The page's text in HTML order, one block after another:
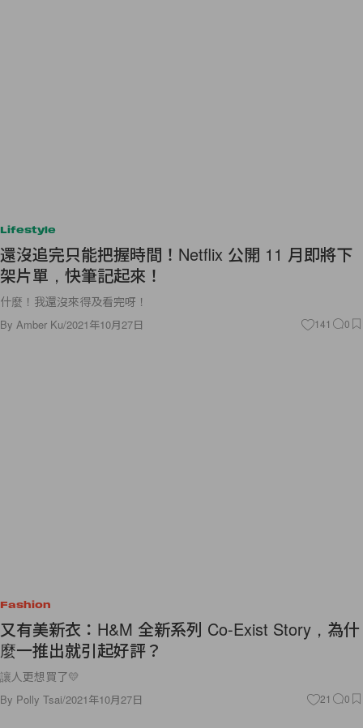
Lifestyle
還沒追完只能把握時間！Netflix 公開 11 月即將下
架片單，快筆記起來！
什麼！我還沒來得及看完呀！
By Amber Ku/2021年10月27日 141 0
Fashion
又有美新衣：H&M 全新系列 Co-Exist Story，為什
麼一推出就引起好評？
讓人更想買了💛
By Polly Tsai/2021年10月27日 21 0